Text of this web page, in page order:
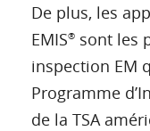
De plus, les
EMIS® sont les
inspection EM
Programme
de la TSA